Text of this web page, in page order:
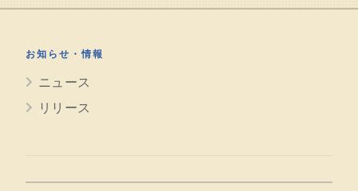
お知らせ・情報
ニュース
リリース